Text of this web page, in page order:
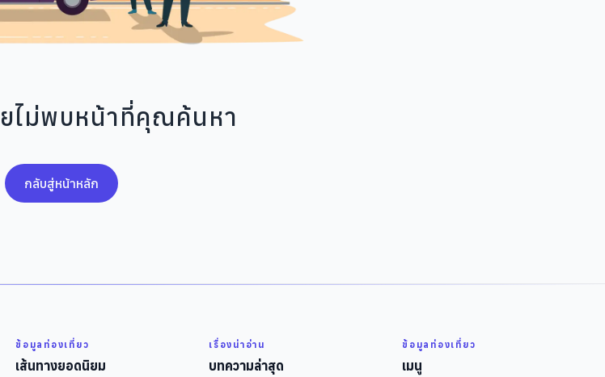
ยไม่พบหน้าที่คุณค้นหา
กลับสู่หน้าหลัก
ข้อมูลท่องเที่ยว
เส้นทางยอดนิยม
เรื่องน่าอ่าน
บทความล่าสุด
ข้อมูลท่องเที่ยว
เมนู